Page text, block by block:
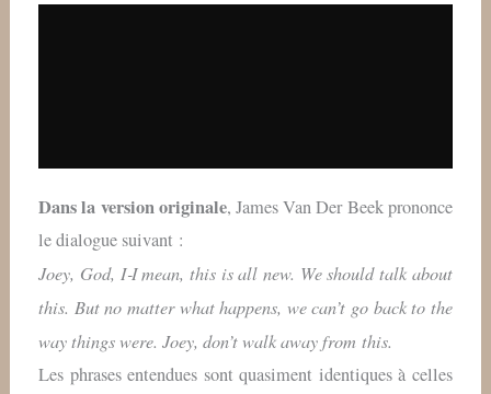
Dans la version originale, James Van Der Beek prononce
le dialogue suivant :
Joey, God, I‑I mean, this is all new. We should talk about
this. But no matter what happens, we can’t go back to the
way things were. Joey, don’t walk away from this.
Les phrases entendues sont quasiment identiques à celles